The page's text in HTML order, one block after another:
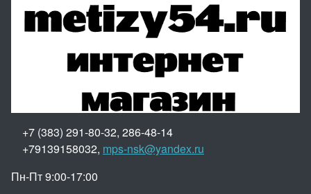
+7 (383) 291-80-32, 286-48-14
+79139158032, mps-nsk@yandex.ru
Пн-Пт 9:00-17:00